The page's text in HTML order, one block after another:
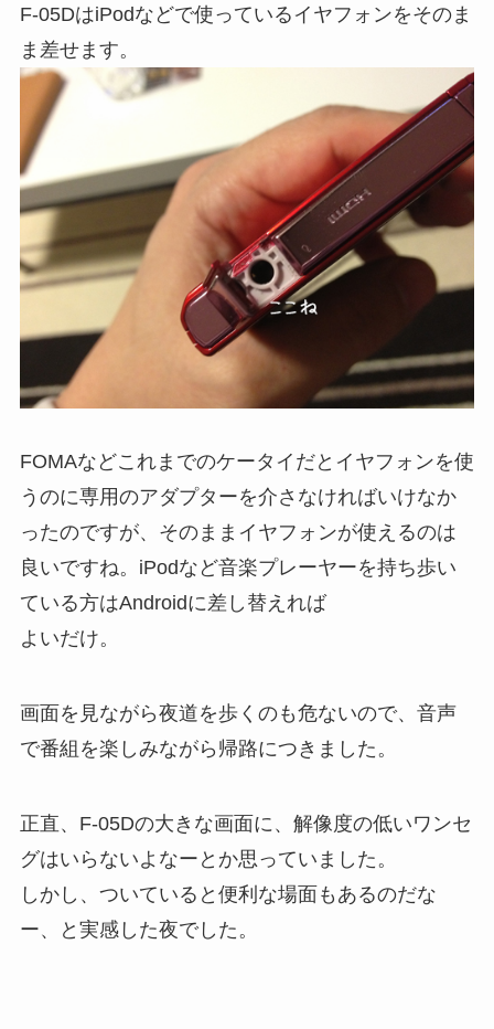
F-05DはiPodなどで使っているイヤフォンをそのま
ま差せます。
FOMAなどこれまでのケータイだとイヤフォンを使
うのに専用のアダプターを介さなければいけなか
ったのですが、そのままイヤフォンが使えるのは
良いですね。iPodなど音楽プレーヤーを持ち歩い
ている方はAndroidに差し替えれば
よいだけ。
画面を見ながら夜道を歩くのも危ないので、音声
で番組を楽しみながら帰路につきました。
正直、F-05Dの大きな画面に、解像度の低いワンセ
グはいらないよなーとか思っていました。
しかし、ついていると便利な場面もあるのだな
ー、と実感した夜でした。